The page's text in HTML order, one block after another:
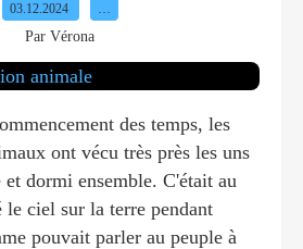
03.12.2024 …
Par Vérona
des temps, les
ont vécu très près les uns
et dormi ensemble. C'était au
le ciel sur la terre pendant
pouvait parler au peuple à